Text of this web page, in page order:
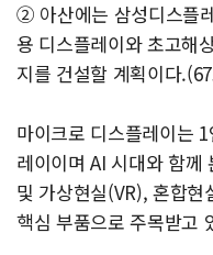
② 아산에는 삼성디스플
용 디스플레이와 초고해
지를 건설할 계획이다
마이크로 디스플레이는
레이이며 AI 시대와 함께
및 가상현실(VR), 혼합
핵심 부품으로 주목받고